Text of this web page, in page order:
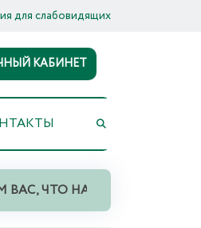
для слабовидящих
КАБИНЕТ
ЧТО НА ТЕРРИТОРИИ